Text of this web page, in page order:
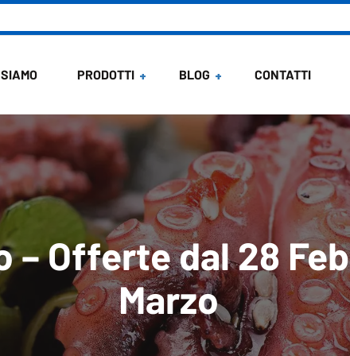
PRODOTTI BLOG
News
Ricette di Maria
CONTATTI
– Offerte dal 28
Marzo